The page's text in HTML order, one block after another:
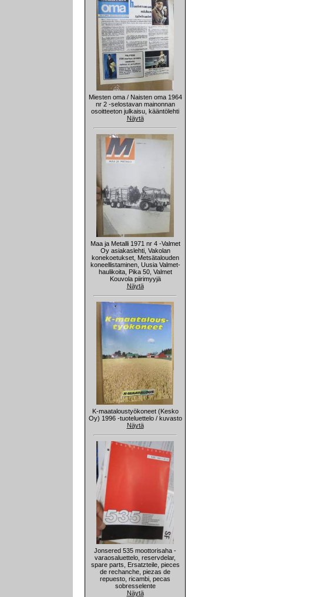
Miesten oma / Naisten oma 1964
nr 2 -selostavan mainonnan
osoitteeton julkaisu, kääntölehti
Näytä
Maa ja Metalli 1971 nr 4 -Valmet
Oy asiakaslehti, Vakolan
konekoetukset, Metsätalouden
koneellistaminen, Uusia Valmet-
haulikoita, Pika 50, Valmet
Kouvola piirimyyjä
Näytä
K-maataloustyökoneet (Kesko
Oy) 1996 -tuoteluettelo / kuvasto
Näytä
Jonsered 535 moottorisaha -
varaosaluettelo, reservdelar,
spare parts, Ersatzteile, pieces
de rechanche, piezas de
repuesto, ricambi, pecas
sobresselente
Näytä